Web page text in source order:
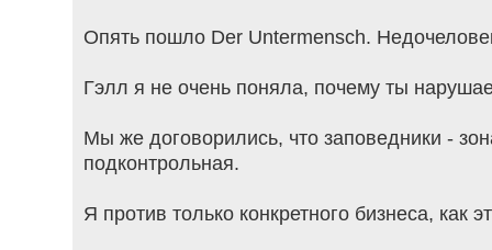
Опять пошло Der Untermensch.
Гэлл я не очень поняла, почему ты
Мы же договорились, что заповедники -
подконтрольная.
Я против только конкретного бизнеса, как